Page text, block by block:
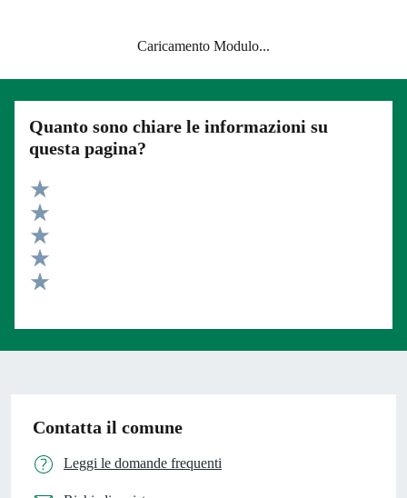
Caricamento Modulo...
Quanto sono chiare le informazioni su
questa pagina?
Valuta 5 stelle su 5
Valuta 4 stelle su 5
Valuta 3 stelle su 5
Valuta 2 stelle su 5
Contatta il comune
Leggi le domande frequenti